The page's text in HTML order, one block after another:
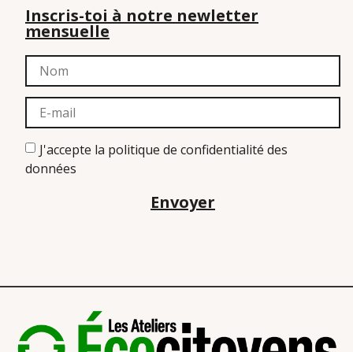
Inscris-toi à notre newletter
mensuelle
J'accepte la politique de confidentialité des
données
Envoyer